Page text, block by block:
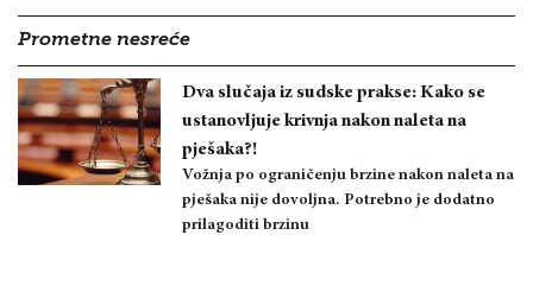
Prometne nesreće
Dva slučaja iz sudske prakse: Kako se
ustanovljuje krivnja nakon naleta na
pješaka?!
Vožnja po ograničenju brzine nakon naleta na
pješaka nije dovoljna. Potrebno je dodatno
prilagoditi brzinu